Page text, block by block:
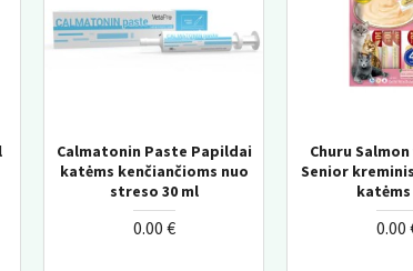
Salmon wit Tunas
kreminis skanėstas
katėms 10+
KONG Wild Knots Bear –
tvirtas pliušinis žaislas
šunims su virvės